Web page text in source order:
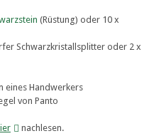
(Rüstung) oder 10 x
Schwarzkristallsplitter oder 2 x
eines Handwerkers
von Panto
nachlesen.